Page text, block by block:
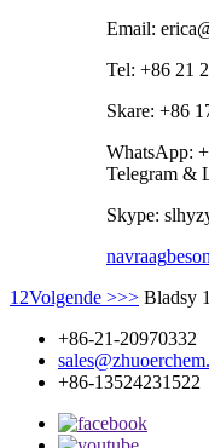
Email:
Tel: +86 21
Skare: +86
WhatsApp:
Telegram &
Skype:
navraag
1 2Volgende >>> Bladsy
+86-21-20970332
+86-13524231522